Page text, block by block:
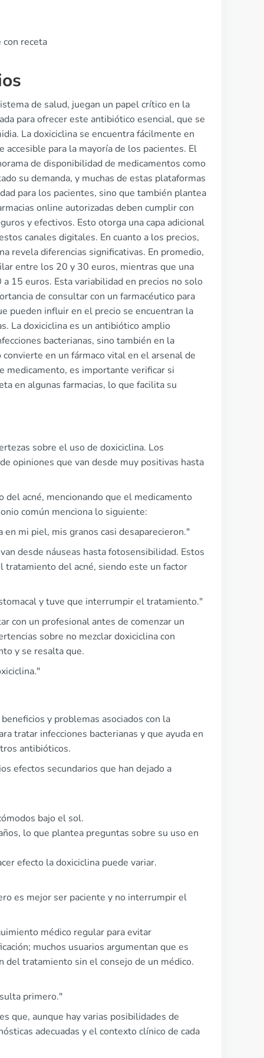
con receta
de salud, juegan un papel crítico en la
para ofrecer este antibiótico esencial, que se
La doxiciclina se encuentra fácilmente en
accesible para la mayoría de los pacientes. El
de disponibilidad de medicamentos como
su demanda, y muchas de estas plataformas
para los pacientes, sino que también plantea
online autorizadas deben cumplir con
y efectivos. Esto otorga una capa adicional
canales digitales. En cuanto a los precios,
revela diferencias significativas. En promedio,
entre los 20 y 30 euros, mientras que una
15 euros. Esta variabilidad en precios no solo
de consultar con un farmacéutico para
pueden influir en el precio se encuentran la
La doxiciclina es un antibiótico amplio
bacterianas, sino también en la
en un fármaco vital en el arsenal de
medicamento, es importante verificar si
en algunas farmacias, lo que facilita su
sobre el uso de doxiciclina. Los
opiniones que van desde muy positivas hasta
acné, mencionando que el medicamento
común menciona lo siguiente:
mi piel, mis granos casi desaparecieron."
desde náuseas hasta fotosensibilidad. Estos
tratamiento del acné, siendo este un factor
y tuve que interrumpir el tratamiento."
con un profesional antes de comenzar un
sobre no mezclar doxiciclina con
y se resalta que.
y problemas asociados con la
tratar infecciones bacterianas y que ayuda en
antibióticos.
efectos secundarios que han dejado a
bajo el sol.
lo que plantea preguntas sobre su uso en
efecto la doxiciclina puede variar.
es mejor ser paciente y no interrumpir el
médico regular para evitar
muchos usuarios argumentan que es
del tratamiento sin el consejo de un médico.
primero."
que, aunque hay varias posibilidades de
adecuadas y el contexto clínico de cada